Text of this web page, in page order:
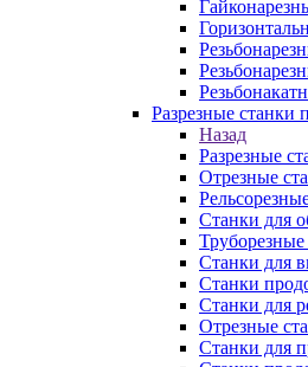
Разрезные станки
Назад
Разрезные
Отрезные
Станки для
Труборезные
Станки для
Станки
Станки для
Отрезные
Станки для